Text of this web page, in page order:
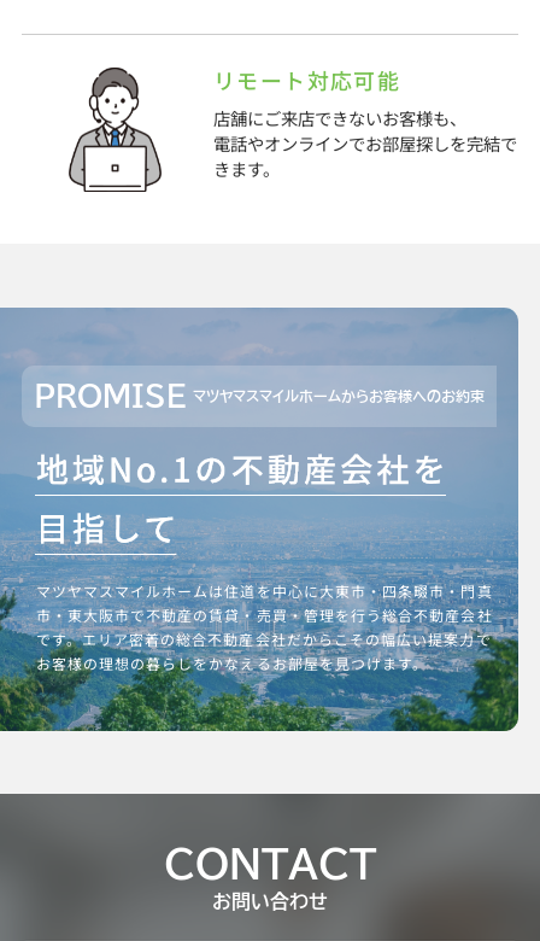
リモート対応可能
店舗にご来店できないお客様も、
電話やオンラインでお部屋探しを完結で
きます。
PROMISE マツヤマスマイルホームからお客様へのお約束
マツヤマスマイルホームは住道を中心に大東市・四条畷市・門真
市・東大阪市で不動産の賃貸・売買・管理を行う総合不動産会社
です。エリア密着の総合不動産会社だからこその幅広い提案力で
お客様の理想の暮らしをかなえるお部屋を見つけます。
CONTACT
お問い合わせ